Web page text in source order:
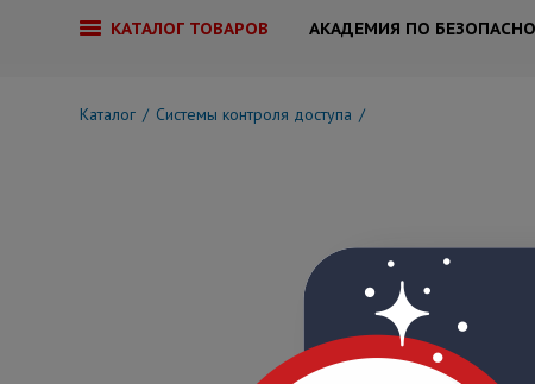
КАТАЛОГ ТОВАРОВ АКАДЕМИЯ ПО
Каталог Системы контроля доступа